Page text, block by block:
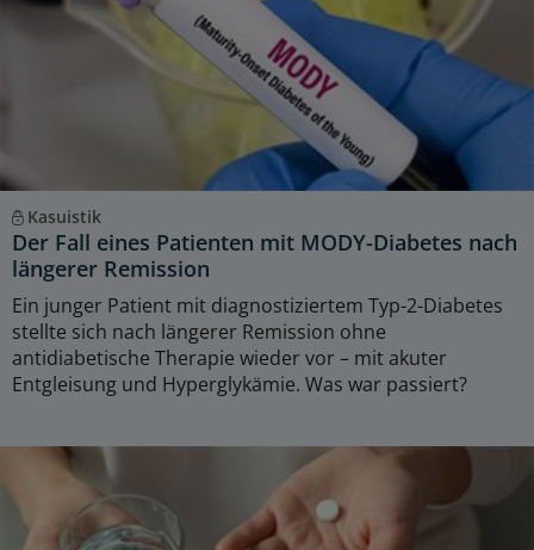
Kasuistik
Der Fall eines Patienten mit MODY-Diabetes nach
längerer Remission
Ein junger Patient mit diagnostiziertem Typ-2-Diabetes
stellte sich nach längerer Remission ohne
antidiabetische Therapie wieder vor – mit akuter
Entgleisung und Hyperglykämie. Was war passiert?